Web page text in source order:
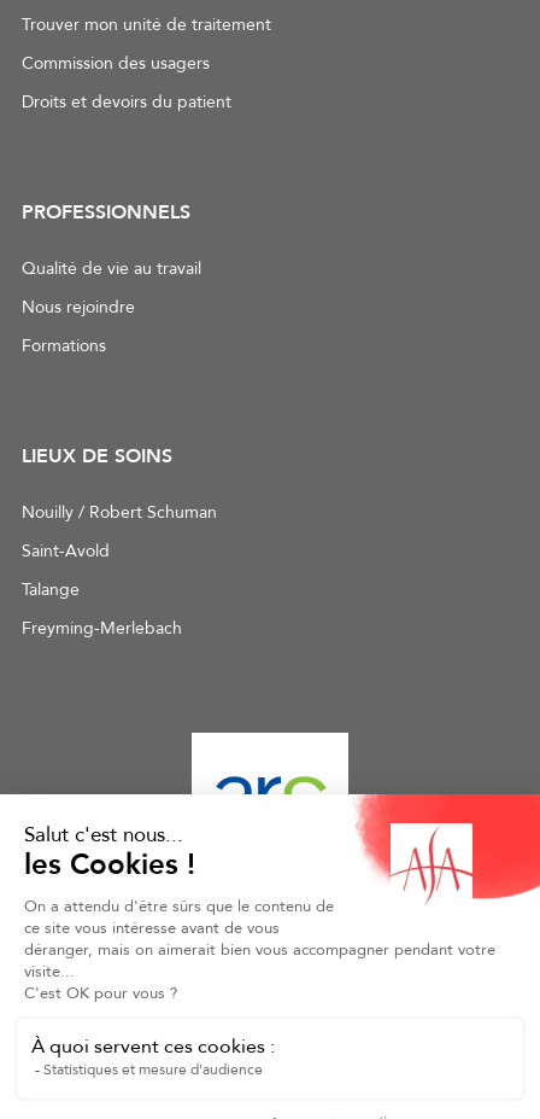
Trouver mon unité de traitement
Commission des usagers
Droits et devoirs du patient
PROFESSIONNELS
Qualité de vie au travail
Nous rejoindre
Formations
LIEUX DE SOINS
Nouilly / Robert Schuman
Saint-Avold
Talange
Freyming-Merlebach